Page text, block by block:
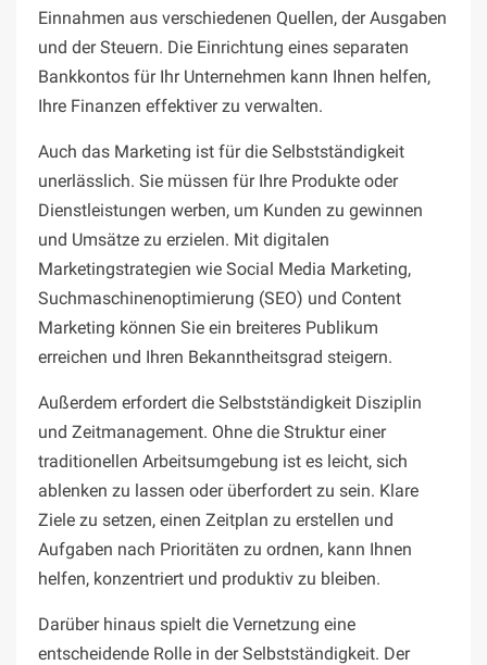
Einnahmen aus verschiedenen Quellen, der Ausgaben
und der Steuern. Die Einrichtung eines separaten
Bankkontos für Ihr Unternehmen kann Ihnen helfen,
Ihre Finanzen effektiver zu verwalten.
Auch das Marketing ist für die Selbstständigkeit
unerlässlich. Sie müssen für Ihre Produkte oder
Dienstleistungen werben, um Kunden zu gewinnen
und Umsätze zu erzielen. Mit digitalen
Marketingstrategien wie Social Media Marketing,
Suchmaschinenoptimierung (SEO) und Content
Marketing können Sie ein breiteres Publikum
erreichen und Ihren Bekanntheitsgrad steigern.
Außerdem erfordert die Selbstständigkeit Disziplin
und Zeitmanagement. Ohne die Struktur einer
traditionellen Arbeitsumgebung ist es leicht, sich
ablenken zu lassen oder überfordert zu sein. Klare
Ziele zu setzen, einen Zeitplan zu erstellen und
Aufgaben nach Prioritäten zu ordnen, kann Ihnen
helfen, konzentriert und produktiv zu bleiben.
Darüber hinaus spielt die Vernetzung eine
entscheidende Rolle in der Selbstständigkeit. Der